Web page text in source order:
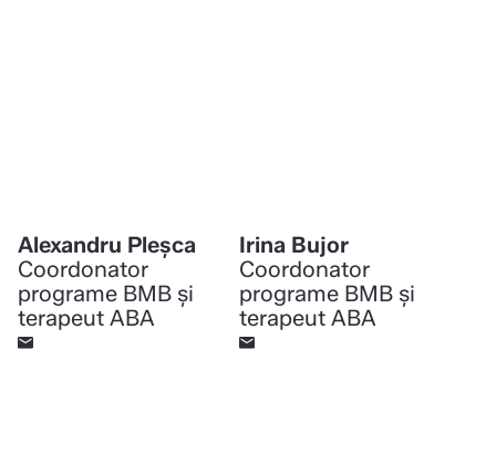
Alexandru Pleșca
Coordonator
programe BMB şi
terapeut ABA
Irina Bujor
Coordonator
programe BMB şi
terapeut ABA